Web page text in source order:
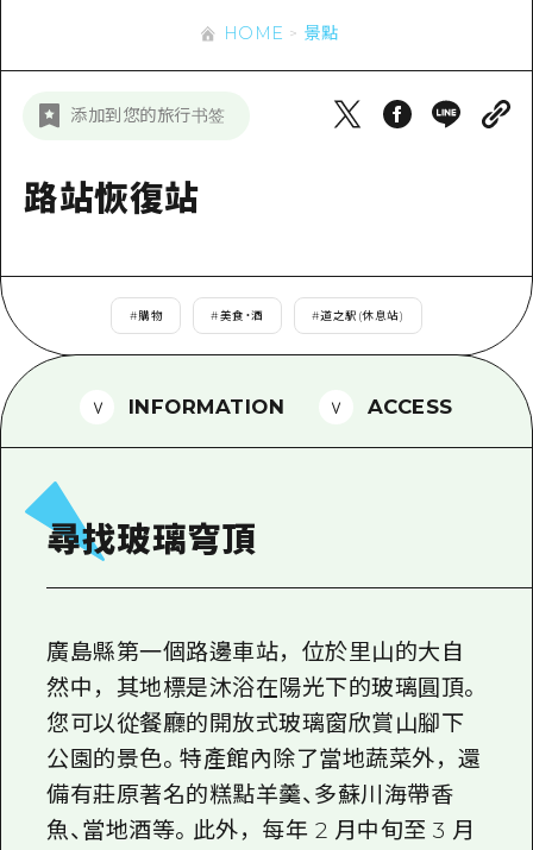
夜晚生活
世界遺產
標準
歷史·文化
自然
美北
宮島周邊
短途旅行
半天
答對了
美北
藝北
東山口
島根
有用的信息
輔助流量摘要
超值遊覽門票
行李寄存及運送服務
志願者指南
照片下載
災難發生期間的交通資訊
廣島縣觀光宣傳冊
新聞
HOME 景點
添加到您的旅行书签
路站恢復站
#購物 #美食・酒 #道之駅(休息站)
INFORMATION ACCESS
尋找玻璃穹頂
廣島縣第一個路邊車站，位於里山的大自
然中，其地標是沐浴在陽光下的玻璃圓頂。
您可以從餐廳的開放式玻璃窗欣賞山腳下
公園的景色。特產館內除了當地蔬菜外，還
備有莊原著名的糕點羊羹、多蘇川海帶香
魚、當地酒等。此外，每年 2 月中旬至 3 月